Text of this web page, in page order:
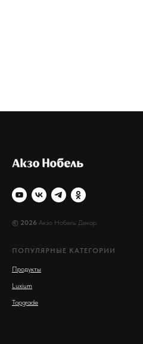
© 2026 Акзо Нобель Декор
ПОПУЛЯРНЫЕ КАТЕГОРИИ
Продукты
Luxium
Topgrade